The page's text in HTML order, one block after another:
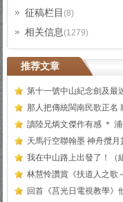
征稿栏目 (8)
相关信息(1279)
推荐文章
第十一號中山紀念劍及最
那人把傳統閩南民歌正名
讀陸兄炳文傑作有感 ＊
天馬行空聯翰墨 神舟攬月
我在中山路上出發了！（
林慧怜讚賞《扶道人之歌
回首《莒光日電視教學》